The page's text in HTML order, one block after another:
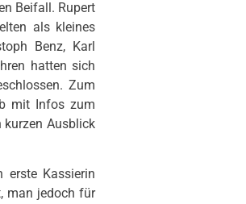
Beifall. Rupert
als kleines
Benz, Karl
hatten sich
Zum
mit Infos zum
kurzen Ausblick
erste Kassierin
man jedoch für